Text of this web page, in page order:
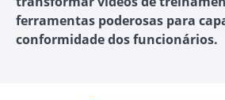
ferramentas poderosas para
conformidade dos funcionários.